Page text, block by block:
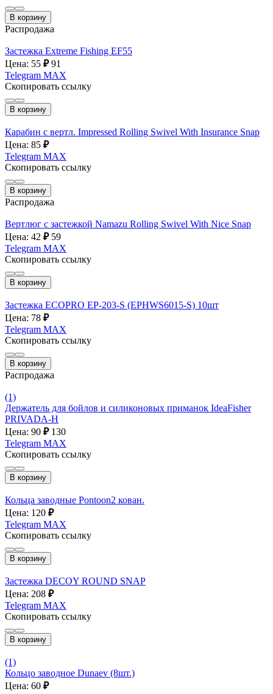
В корзину
Распродажа
Застежка Extreme Fishing EF55
Цена: 55 ₽ 91
Telegram MAX
Скопировать ссылку
В корзину
Карабин с вертл. Impressed Rolling Swivel With Insurance Snap
Цена: 85 ₽
Telegram MAX
Скопировать ссылку
В корзину
Распродажа
Вертлюг с застежкой Namazu Rolling Swivel With Nice Snap
Цена: 42 ₽ 59
Telegram MAX
Скопировать ссылку
В корзину
Застежка ECOPRO EP-203-S (EPHWS6015-S) 10шт
Цена: 78 ₽
Telegram MAX
Скопировать ссылку
В корзину
Распродажа
(1)
Держатель для бойлов и силиконовых приманок IdeaFisher
PRIVADA-H
Цена: 90 ₽ 130
Telegram MAX
Скопировать ссылку
В корзину
Кольца заводные Pontoon2 кован.
Цена: 120 ₽
Telegram MAX
Скопировать ссылку
В корзину
Застежка DECOY ROUND SNAP
Цена: 208 ₽
Telegram MAX
Скопировать ссылку
В корзину
(1)
Кольцо заводное Dunaev (8шт.)
Цена: 60 ₽